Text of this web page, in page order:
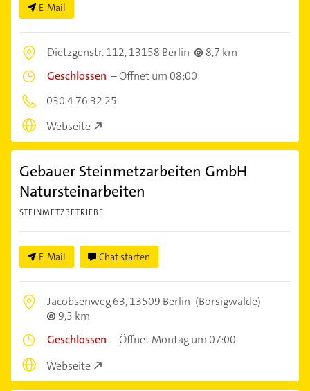
E-Mail
Dietzgenstr. 112,13158 Berlin
8,7 km
Geschlossen –Öffnet um 08:00
030 4 76 32 25
Webseite
Gebauer Steinmetzarbeiten GmbH
Natursteinarbeiten
STEINMETZBETRIEBE
E-Mail Chat starten
Jacobsenweg 63,13509 Berlin (Borsigwalde)
9,3 km
Geschlossen –Öffnet Montag um 07:00
Webseite